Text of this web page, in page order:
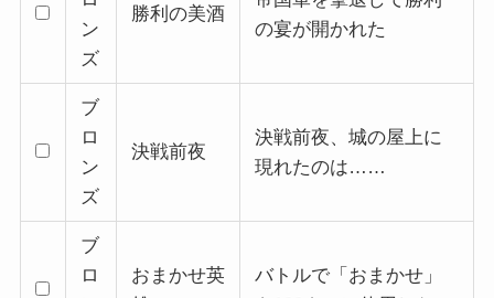
ン
ズ
勝利の美酒
の宴が開かれた
ブ
ロ
ン
ズ
決戦前夜
決戦前夜、城の屋上に
現れたのは……
ブ
ロ
おまかせ英
バトルで「おまかせ」